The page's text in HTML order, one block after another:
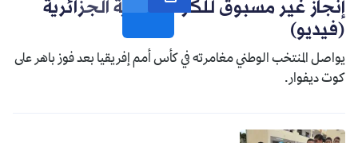
إنجاز غير مسبوق للكرة النسوية الجزائرية
(فيديو)
يواصل المنتخب الوطني مغامرته في كأس أمم إفريقيا بعد فوز باهر على
كوت ديفوار.